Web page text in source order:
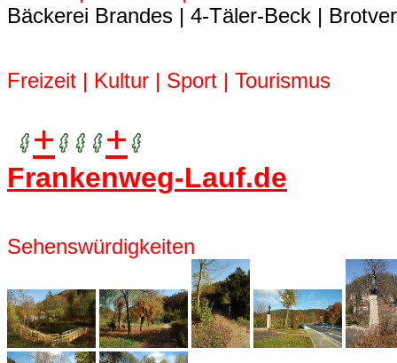
Bäckerei Brandes | 4-Täler-Beck |
Freizeit | Kultur | Sport | Tourismus
+ +
Frankenweg-Lauf.de
Sehenswürdigkeiten